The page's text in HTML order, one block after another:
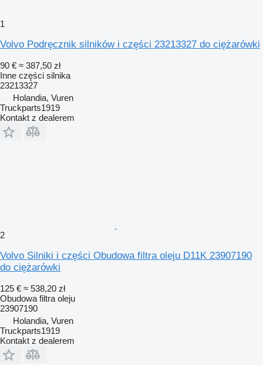
1
Volvo Podręcznik silników i części 23213327 do ciężarówki
90 € ≈ 387,50 zł
Inne części silnika
23213327
Holandia, Vuren
Truckparts1919
Kontakt z dealerem
2
Volvo Silniki i części Obudowa filtra oleju D11K 23907190
do ciężarówki
125 € ≈ 538,20 zł
Obudowa filtra oleju
23907190
Holandia, Vuren
Truckparts1919
Kontakt z dealerem